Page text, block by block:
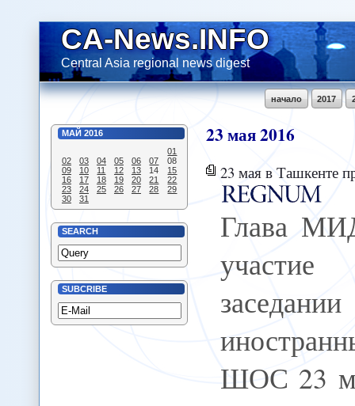
CA-News.INFO
Central Asia regional news digest
2017
начало
МАЙ 2016
01
02
03 04 05 06 07
08
09
10 11 12 13 14
15
16
17 18 19 20 21
22
23
24 25 26 27 28
29
30
31
SEARCH
SUBCRIBE
23мая2016
23 мая в Ташкенте
Глава
участие
ШОС 23